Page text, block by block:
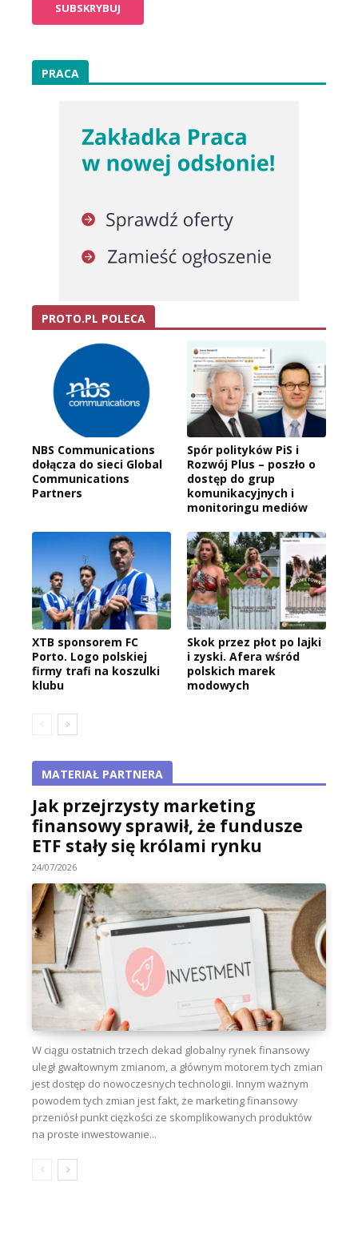
PRACA
PROTO.PL POLECA
NBS Communications
dołącza do sieci Global
Communications
Partners
Spór polityków PiS i
Rozwój Plus – poszło o
dostęp do grup
komunikacyjnych i
monitoringu mediów
XTB sponsorem FC
Porto. Logo polskiej
firmy trafi na koszulki
klubu
Skok przez płot po lajki
i zyski. Afera wśród
polskich marek
modowych
MATERIAŁ PARTNERA
Jak przejrzysty marketing
finansowy sprawił, że fundusze
ETF stały się królami rynku
24/07/2026
W ciągu ostatnich trzech dekad globalny rynek finansowy
uległ gwałtownym zmianom, a głównym motorem tych zmian
jest dostęp do nowoczesnych technologii. Innym ważnym
powodem tych zmian jest fakt, że marketing finansowy
przeniósł punkt ciężkości ze skomplikowanych produktów
na proste inwestowanie...